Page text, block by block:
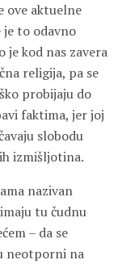
ove aktuelne
to odavno
je kod nas zavera
religija, pa se
probijaju do
faktima, jer joj
slobodu
izmišljotina.
nazivan
tu čudnu
– da se
neotporni na